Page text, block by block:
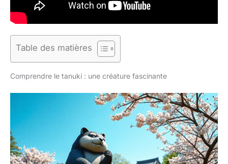
Table des matières
Comprendre le tanuki : une créature fascinante